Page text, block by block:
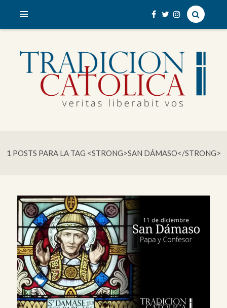
1 POSTS PARA LA TAG <STRONG>SAN DÁMASO</STRONG>